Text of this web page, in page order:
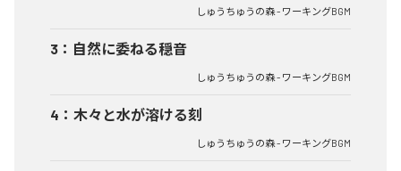
しゅうちゅうの森 - ワーキングBGM
3 ： 自然に委ねる穏音
しゅうちゅうの森 - ワーキングBGM
4 ： 木々と水が溶ける刻
しゅうちゅうの森 - ワーキングBGM